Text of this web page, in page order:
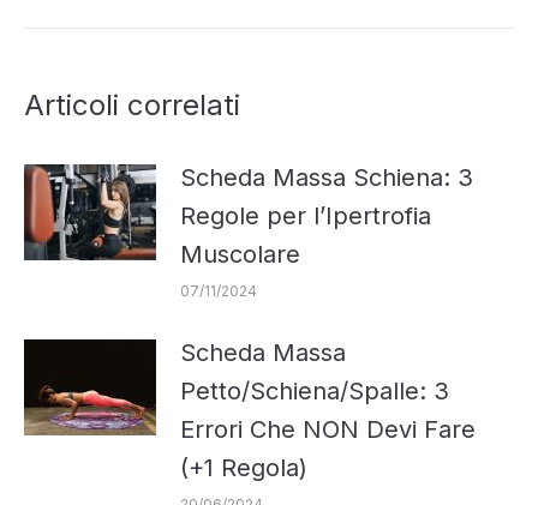
Articoli correlati
Scheda Massa Schiena: 3
Regole per l’Ipertrofia
Muscolare
07/11/2024
Scheda Massa
Petto/Schiena/Spalle: 3
Errori Che NON Devi Fare
(+1 Regola)